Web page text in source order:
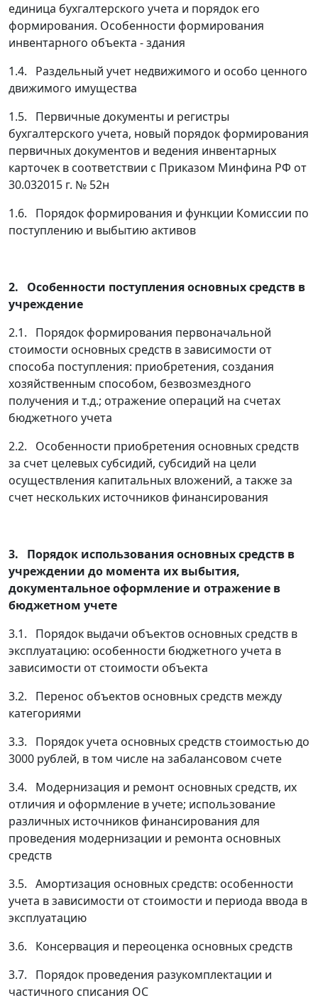
единица бухгалтерского учета и порядок его
формирования. Особенности формирования
инвентарного объекта - здания
1.4. Раздельный учет недвижимого и особо ценного
движимого имущества
1.5. Первичные документы и регистры
бухгалтерского учета, новый порядок формирования
первичных документов и ведения инвентарных
карточек в соответствии с Приказом Минфина РФ от
30.032015 г. № 52н
1.6. Порядок формирования и функции Комиссии по
поступлению и выбытию активов
2. Особенности поступления основных средств в
учреждение
2.1. Порядок формирования первоначальной
стоимости основных средств в зависимости от
способа поступления: приобретения, создания
хозяйственным способом, безвозмездного
получения и т.д.; отражение операций на счетах
бюджетного учета
2.2. Особенности приобретения основных средств
за счет целевых субсидий, субсидий на цели
осуществления капитальных вложений, а также за
счет нескольких источников финансирования
3. Порядок использования основных средств в
учреждении до момента их выбытия,
документальное оформление и отражение в
бюджетном учете
3.1. Порядок выдачи объектов основных средств в
эксплуатацию: особенности бюджетного учета в
зависимости от стоимости объекта
3.2. Перенос объектов основных средств между
категориями
3.3. Порядок учета основных средств стоимостью до
3000 рублей, в том числе на забалансовом счете
3.4. Модернизация и ремонт основных средств, их
отличия и оформление в учете; использование
различных источников финансирования для
проведения модернизации и ремонта основных
средств
3.5. Амортизация основных средств: особенности
учета в зависимости от стоимости и периода ввода в
эксплуатацию
3.6. Консервация и переоценка основных средств
3.7. Порядок проведения разукомплектации и
частичного списания ОС